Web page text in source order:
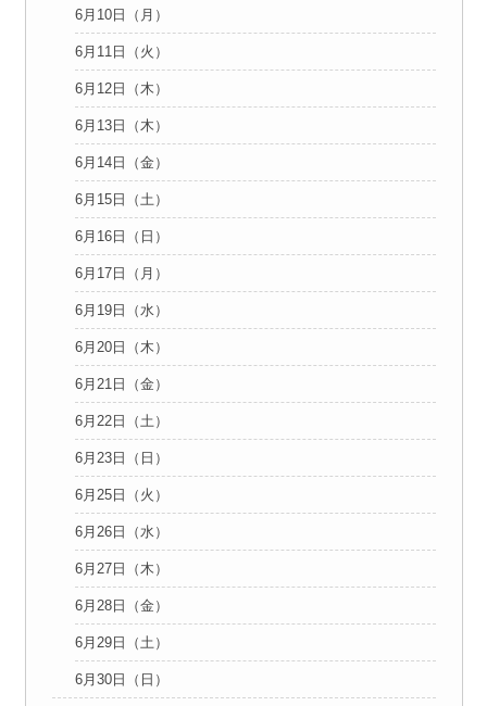
6月10日（月）
6月11日（火）
6月12日（木）
6月13日（木）
6月14日（金）
6月15日（土）
6月16日（日）
6月17日（月）
6月19日（水）
6月20日（木）
6月21日（金）
6月22日（土）
6月23日（日）
6月25日（火）
6月26日（水）
6月27日（木）
6月28日（金）
6月29日（土）
6月30日（日）